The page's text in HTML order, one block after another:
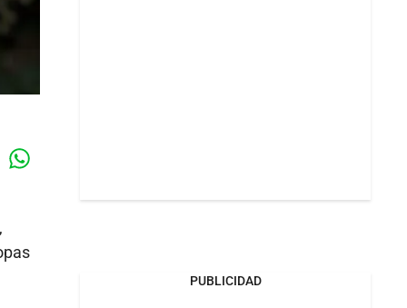
PUBLICIDAD